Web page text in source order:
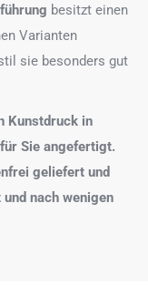
besitzt einen
Varianten
sie besonders gut
Kunstdruck in
Sie angefertigt.
geliefert und
nach wenigen